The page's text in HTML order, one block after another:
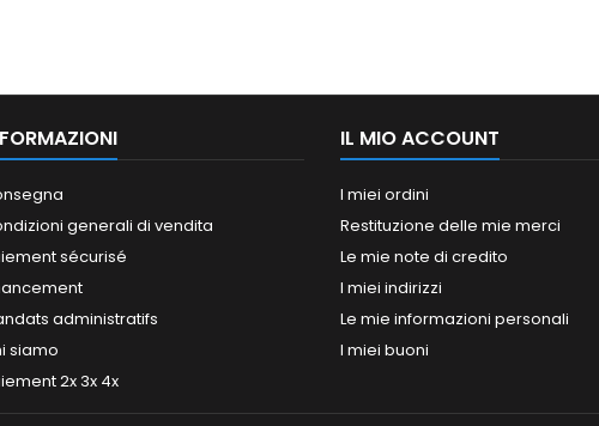
generali di vendita
sécurisé
administratifs
siamo
2x 3x 4x
IL MIO ACCOUNT
I miei ordini
Restituzione delle mie merci
Le mie note di credito
I miei indirizzi
Le mie informazioni personali
I miei buoni